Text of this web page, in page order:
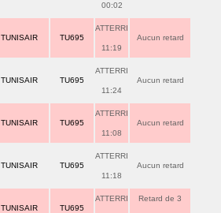
00:02
TUNISAIR TU695
ATTERRI
11:19
Aucun retard
TUNISAIR TU695
ATTERRI
11:24
Aucun retard
TUNISAIR TU695
ATTERRI
11:08
Aucun retard
TUNISAIR TU695
ATTERRI
11:18
Aucun retard
TUNISAIR TU695
ATTERRI Retard de 3